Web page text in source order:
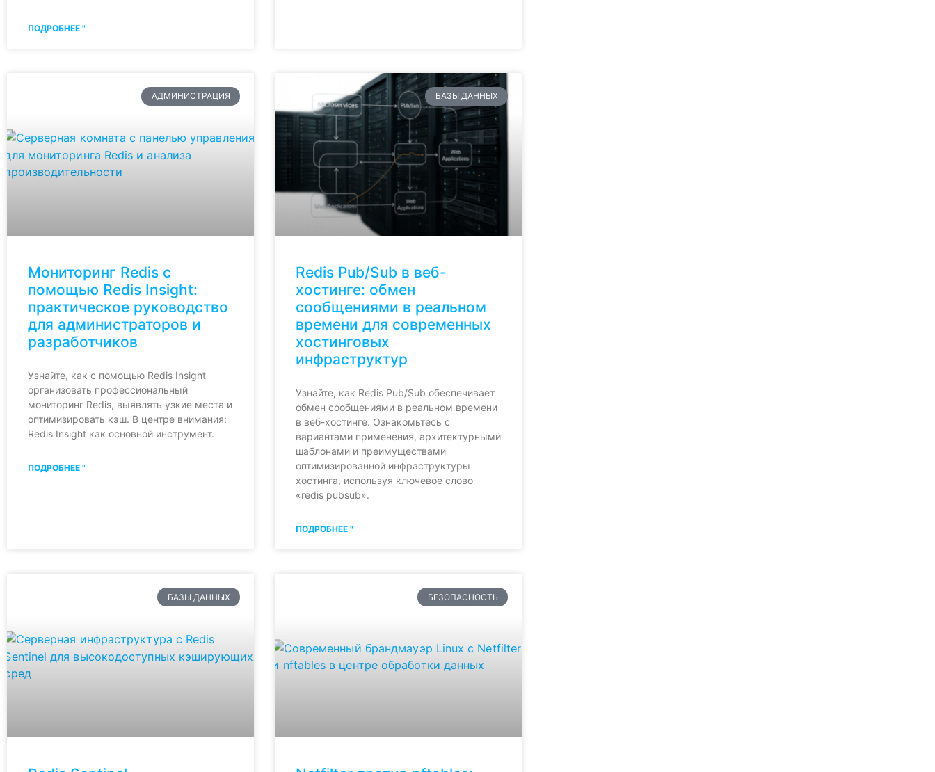
ПОДРОБНЕЕ "
АДМИНИСТРАЦИЯ
Мониторинг Redis с
помощью Redis Insight:
практическое руководство
для администраторов и
разработчиков
Узнайте, как с помощью Redis Insight
организовать профессиональный
мониторинг Redis, выявлять узкие места и
оптимизировать кэш. В центре внимания:
Redis Insight как основной инструмент.
ПОДРОБНЕЕ "
БАЗЫ ДАННЫХ
Redis Pub/Sub в веб-
хостинге: обмен
сообщениями в реальном
времени для современных
хостинговых
инфраструктур
Узнайте, как Redis Pub/Sub обеспечивает
обмен сообщениями в реальном времени
в веб-хостинге. Ознакомьтесь с
вариантами применения, архитектурными
шаблонами и преимуществами
оптимизированной инфраструктуры
хостинга, используя ключевое слово
«redis pubsub».
ПОДРОБНЕЕ "
БАЗЫ ДАННЫХ БЕЗОПАСНОСТЬ